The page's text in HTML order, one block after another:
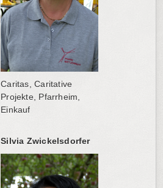
Caritas, Caritative
Projekte, Pfarrheim,
Einkauf
Silvia Zwickelsdorfer